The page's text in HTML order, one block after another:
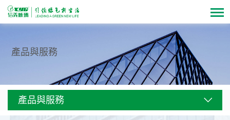
產品與服務
產品與服務